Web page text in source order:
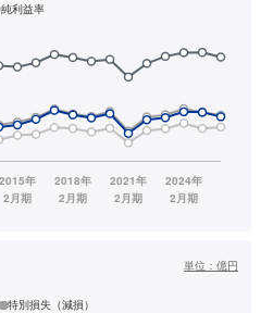
純利益率
単位： 億円
特別損失（減損）